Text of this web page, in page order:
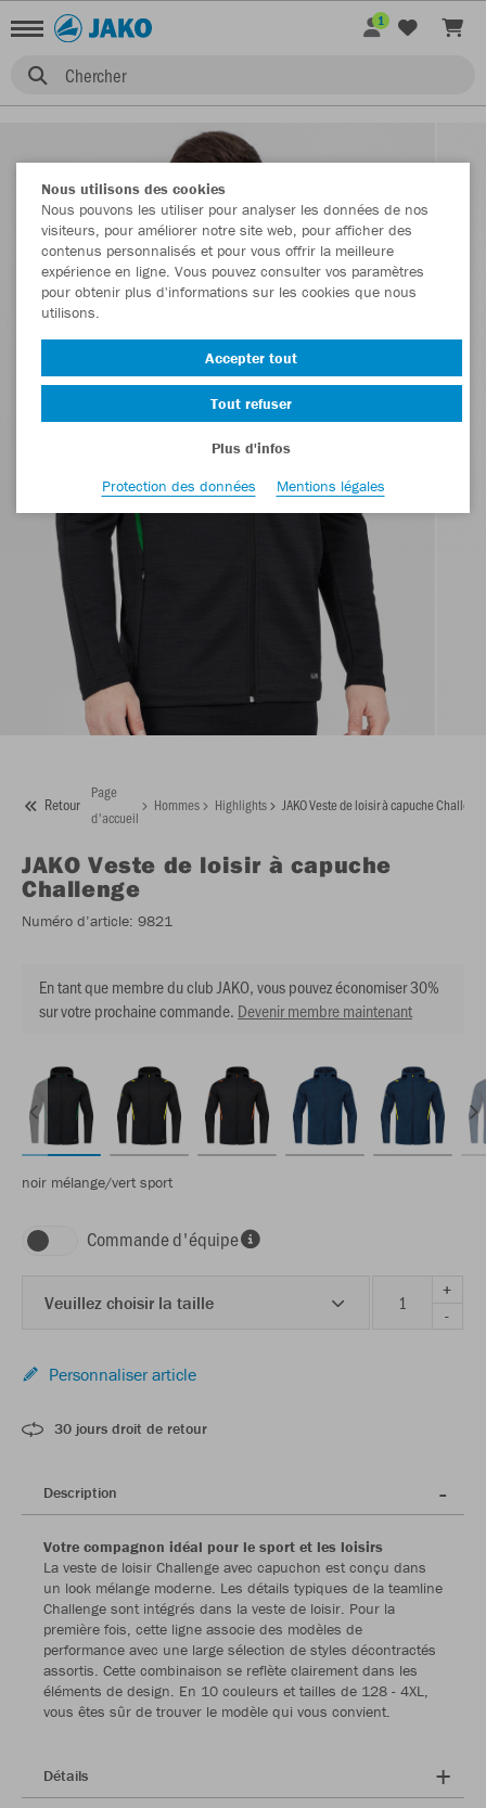
Chercher
1
Retour
Page
d'accueil
Hommes Highlights JAKO Veste de loisir à capuche
JAKO Veste de loisir à capuche
Challenge
Numéro d’article: 9821
En tant que membre du club JAKO, vous pouvez économiser 30%
sur votre prochaine commande. Devenir membre maintenant
noir mélange/vert sport
Commande d'équipe
Veuillez choisir la taille
+
-
Personnaliser article
30 jours droit de retour
Description
Votre compagnon idéal pour le sport et les loisirs
La veste de loisir Challenge avec capuchon est conçu dans
un look mélange moderne. Les détails typiques de la teamline
Challenge sont intégrés dans la veste de loisir. Pour la
première fois, cette ligne associe des modèles de
performance avec une large sélection de styles décontractés
assortis. Cette combinaison se reflète clairement dans les
éléments de design. En 10 couleurs et tailles de 128 - 4XL,
vous êtes sûr de trouver le modèle qui vous convient.
Détails
Nous utilisons des cookies
Nous pouvons les utiliser pour analyser les données de nos
visiteurs, pour améliorer notre site web, pour afficher des
contenus personnalisés et pour vous offrir la meilleure
expérience en ligne. Vous pouvez consulter vos paramètres
pour obtenir plus d'informations sur les cookies que nous
utilisons.
Accepter tout
Tout refuser
Plus d'infos
Protection des données
Mentions légales